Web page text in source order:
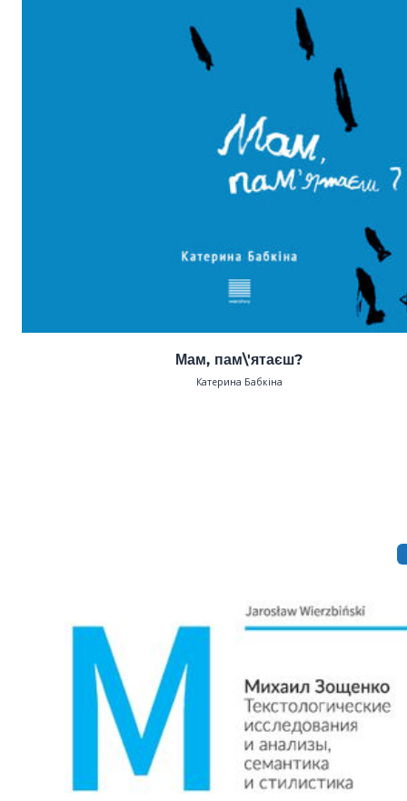
Мам, пам\'ятаєш?
Катерина Бабкіна